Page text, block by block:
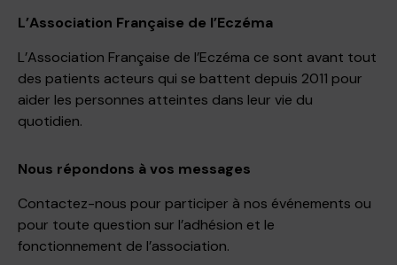
L’Association Française de l’Eczéma
L’Association Française de l’Eczéma ce sont avant tout
des patients acteurs qui se battent depuis 2011 pour
aider les personnes atteintes dans leur vie du
quotidien.
Nous répondons à vos messages
Contactez-nous pour participer à nos événements ou
pour toute question sur l’adhésion et le
fonctionnement de l’association.